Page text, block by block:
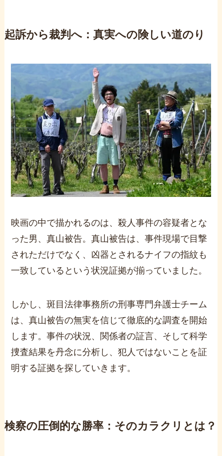
起訴から裁判へ：真実への険しい道のり
映画の中で描かれるのは、殺人事件の容疑者とな
った男、真山被告。真山被告は、事件現場で目撃
されただけでなく、凶器とされるナイフの指紋も
一致しているという状況証拠が揃っていました。
しかし、斑目法律事務所の刑事専門弁護士チーム
は、真山被告の無実を信じて徹底的な調査を開始
します。事件の状況、関係者の証言、そして科学
捜査結果を丹念に分析し、犯人ではないことを証
明する証拠を探していきます。
検察の圧倒的な勝率：そのカラクリとは？